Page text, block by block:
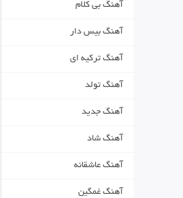
آهنگ بی کلام
آهنگ بیس دار
آهنگ ترکیه ای
آهنگ تولد
آهنگ جدید
آهنگ شاد
آهنگ عاشقانه
آهنگ غمگین